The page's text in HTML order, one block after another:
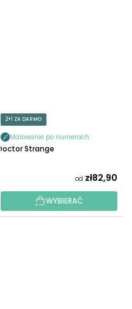
2+1 ZA DARMO
Malowanie po numerach
Doctor Strange
od zł82,90
WYBIERAĆ